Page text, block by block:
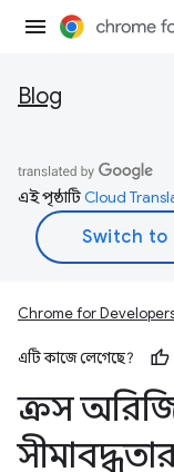
Blog
এই পৃষ্ঠাটিCloud
Chrome for
এটি কাজে লেগেছে?
ক্রস